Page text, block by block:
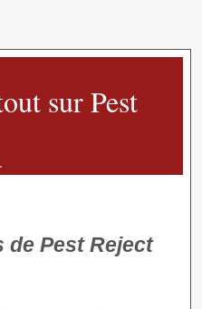
sur Pest
de Pest Reject